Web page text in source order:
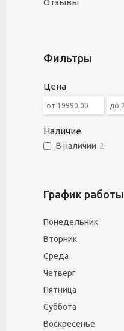
Отзывы
Фильтры
Цена
Наличие
В наличии 2
График работы
Понедельник
Вторник
Среда
Четверг
Пятница
Суббота
Воскресенье